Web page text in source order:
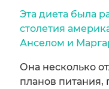
Эта диета была
столетия
Анселом и
Она несколько
планов питания,